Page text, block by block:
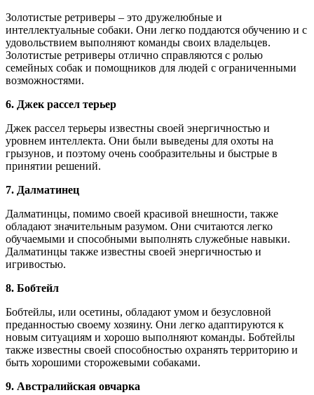
Золотистые ретриверы – это дружелюбные и
интеллектуальные собаки. Они легко поддаются обучению и с
удовольствием выполняют команды своих владельцев.
Золотистые ретриверы отлично справляются с ролью
семейных собак и помощников для людей с ограниченными
возможностями.
6. Джек рассел терьер
Джек рассел терьеры известны своей энергичностью и
уровнем интеллекта. Они были выведены для охоты на
грызунов, и поэтому очень сообразительны и быстрые в
принятии решений.
7. Далматинец
Далматинцы, помимо своей красивой внешности, также
обладают значительным разумом. Они считаются легко
обучаемыми и способными выполнять служебные навыки.
Далматинцы также известны своей энергичностью и
игривостью.
8. Бобтейл
Бобтейлы, или осетины, обладают умом и безусловной
преданностью своему хозяину. Они легко адаптируются к
новым ситуациям и хорошо выполняют команды. Бобтейлы
также известны своей способностью охранять территорию и
быть хорошими сторожевыми собаками.
9. Австралийская овчарка